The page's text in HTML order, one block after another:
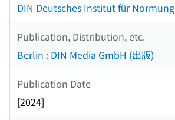
DIN Deutsches Institut für Normung
Publication, Distribution, etc.
Berlin : DIN Media GmbH (出版)
Publication Date
[2024]